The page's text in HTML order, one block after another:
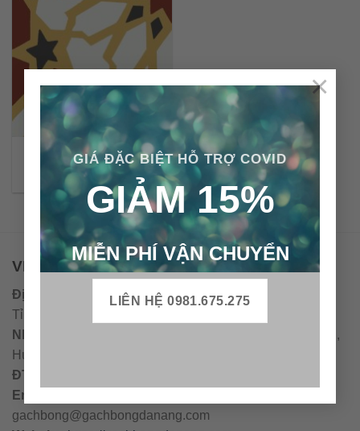
GIÁ ĐẶC BIỆT HỖ TRỢ COVID
GIẢM 15%
MIỄN PHÍ VẬN CHUYỂN
LIÊN HỆ 0981.675.275
×
Gạch bông cổ điển CTS
79.1
VPĐD - CTY TNHH GẠCH BÔNG VIỆT NAM
Địa chỉ:
CCN Quán Lát, Xã Đức Chánh, Huyện Mộ Đức,
Tỉnh Quảng Ngãi
Nhà máy miền trung:
L1 CCN Quán Lát, Xã Đức Chánh,
Huyện Mộ Đức, Tỉnh Quảng Ngãi, Việt Nam
ĐT
Email
gachbong@gachbongdanang.com